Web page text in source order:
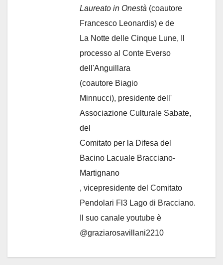
Laureato in Onestà (coautore
Francesco Leonardis) e de
La Notte delle Cinque Lune, Il
processo al Conte Everso
dell'Anguillara
(coautore Biagio
Minnucci), presidente dell'
Associazione Culturale Sabate,
del
Comitato per la Difesa del
Bacino Lacuale Bracciano-
Martignano
, vicepresidente del Comitato
Pendolari Fl3 Lago di Bracciano.
Il suo canale youtube è
@graziarosavillani2210